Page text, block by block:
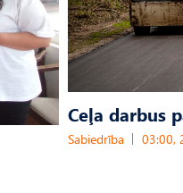
Ceļa darbus
Sabiedrība 03:00,